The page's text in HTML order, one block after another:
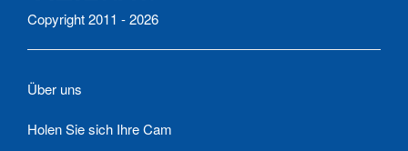
Copyright 2011 - 2026
Über uns
Holen Sie sich Ihre Cam